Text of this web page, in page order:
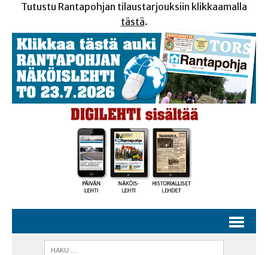
Tutustu Rantapohjan tilaustarjouksiin klikkaamalla
tästä.